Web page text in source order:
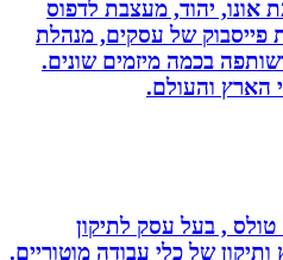
יהוד, מעצבת לדפוס
של עסקים, מנהלת
בכמה מיזמים שונים.
והעולם.
, בעל עסק לתיקון
של כלי עבודה מוטוריים.